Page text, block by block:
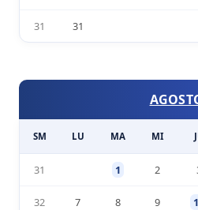
31 31
SM LU MA MI
31 1 2
32 7 8 9